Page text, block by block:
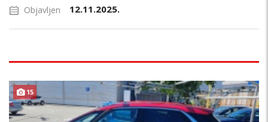
Objavljen 12.11.2025.
15